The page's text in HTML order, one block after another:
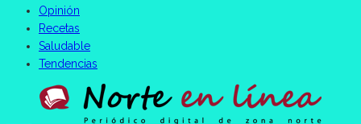
Opinión
Recetas
Saludable
Tendencias